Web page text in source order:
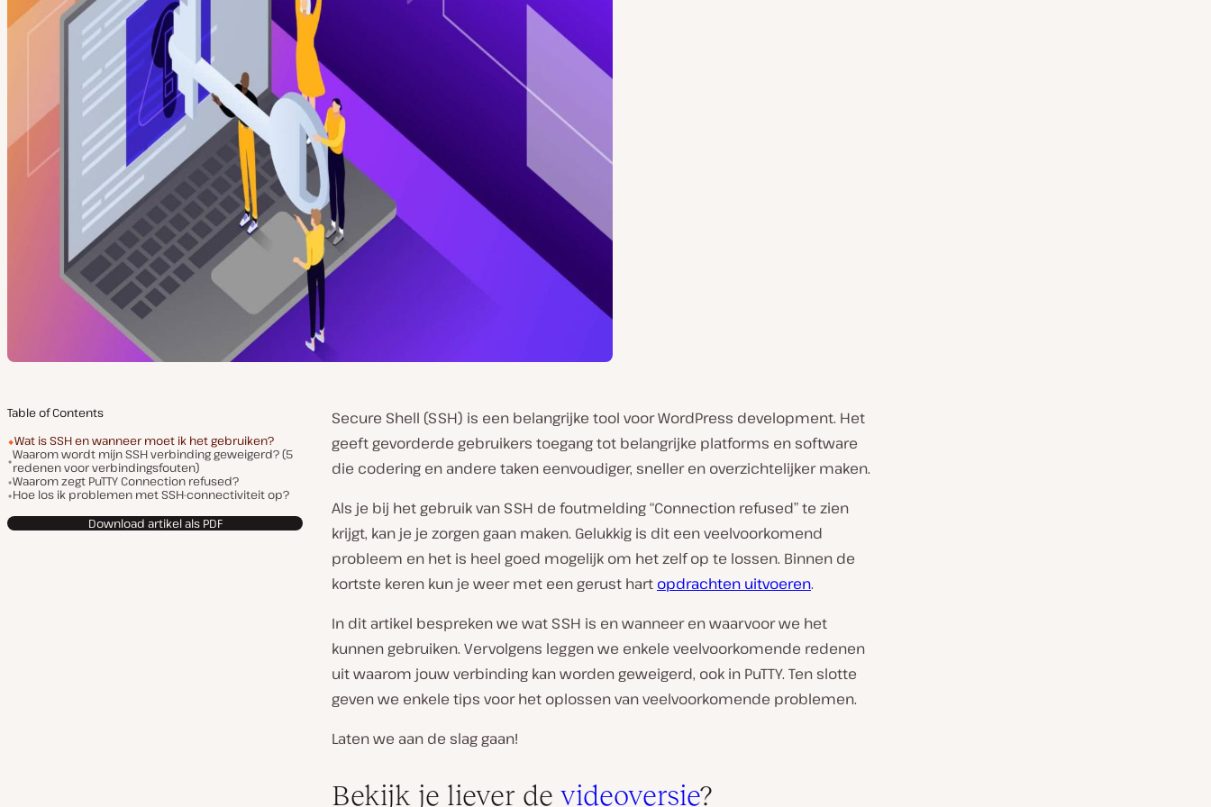
Table of Contents
Wat is SSH en wanneer moet ik het gebruiken?
Waarom wordt mijn SSH verbinding geweigerd? (5
redenen voor verbindingsfouten)
Waarom zegt PuTTY Connection refused?
Hoe los ik problemen met SSH-connectiviteit op?
Download artikel als PDF
Secure Shell (SSH) is een belangrijke tool voor WordPress development. Het
geeft gevorderde gebruikers toegang tot belangrijke platforms en software
die codering en andere taken eenvoudiger, sneller en overzichtelijker maken.
Als je bij het gebruik van SSH de foutmelding “Connection refused” te zien
krijgt, kan je je zorgen gaan maken. Gelukkig is dit een veelvoorkomend
probleem en het is heel goed mogelijk om het zelf op te lossen. Binnen de
kortste keren kun je weer met een gerust hart opdrachten uitvoeren.
In dit artikel bespreken we wat SSH is en wanneer en waarvoor we het
kunnen gebruiken. Vervolgens leggen we enkele veelvoorkomende redenen
uit waarom jouw verbinding kan worden geweigerd, ook in PuTTY. Ten slotte
geven we enkele tips voor het oplossen van veelvoorkomende problemen.
Laten we aan de slag gaan!
Bekijk je liever de videoversie?